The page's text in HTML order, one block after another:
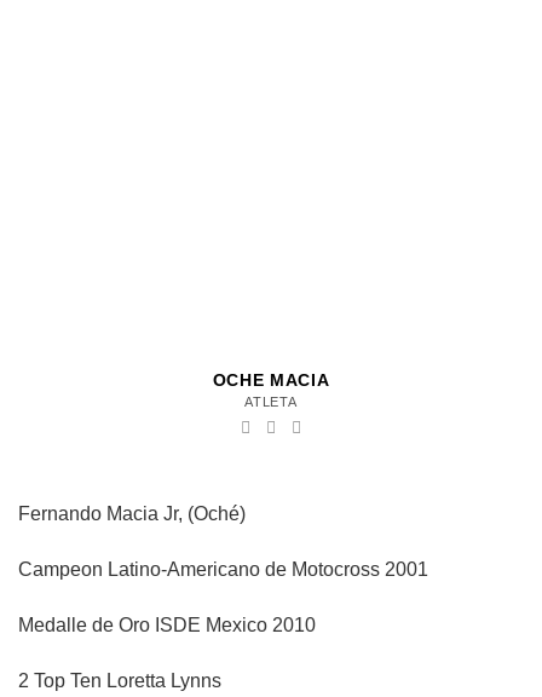
OCHE MACIA
ATLETA
Fernando Macia Jr, (Oché)
Campeon Latino-Americano de Motocross 2001
Medalle de Oro ISDE Mexico 2010
2 Top Ten Loretta Lynns